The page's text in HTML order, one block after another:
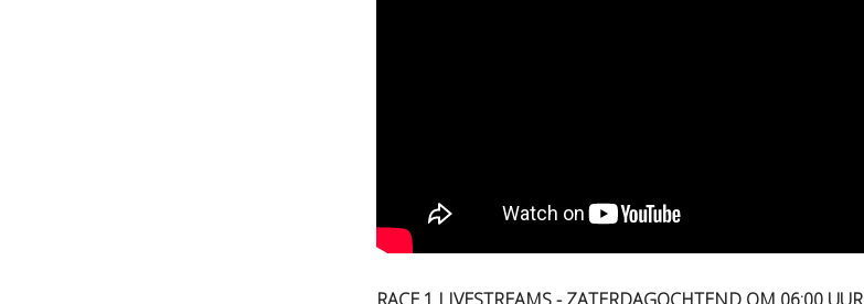
RACE 1 LIVESTREAMS - ZATERDAGOCHTEND OM 06:00 UUR